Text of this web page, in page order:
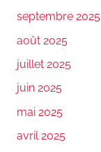
septembre 2025
août 2025
juillet 2025
juin 2025
mai 2025
avril 2025